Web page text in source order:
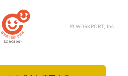
© WORKPORT, Inc.